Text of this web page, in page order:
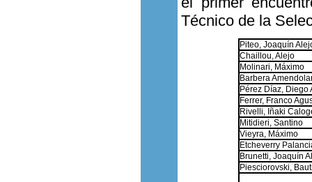
Técnico de la
Piteo, Joaquín
Chaillou, Alejo
Molinari, Máximo
Barbera
Pérez Díaz, Diego
Ferrer, Franco
Rivelli, Iñaki
Mitidieri, Santino
Vieyra, Máximo
Etcheverry
Brunetti, Joaquín
Piesciorovski,